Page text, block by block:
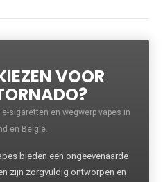
VOOR
sigaretten en wegwerp vapes in
en België.
bieden een ongeëvenaarde
zijn zorgvuldig ontworpen en